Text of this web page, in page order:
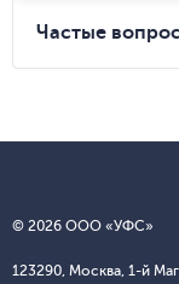
Частые
© 2026 ООО «УФС»
123290, Москва, 1-й